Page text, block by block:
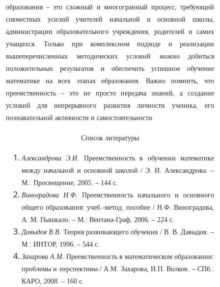
образования – это сложный и многогранный процесс, требующий
совместных усилий учителей начальной и основной школы,
администрации образовательного учреждения, родителей и самих
учащихся. Только при комплексном подходе и реализации
вышеперечисленных методических условий можно добиться
положительных результатов и обеспечить успешное обучение
математике на всех этапах образования. Важно помнить, что
преемственность – это не просто передача знаний, а создание
условий для непрерывного развития личности ученика, его
познавательной активности и самостоятельности.
Список литературы
Александрова Э.И.
Преемственность в обучении математике
между начальной и основной школой / Э. И. Александрова. –
М.: Просвещение, 2005. – 144 с.
Виноградова Н.Ф.
Преемственность начального и основного
общего образования: учеб.-метод. пособие / Н.Ф. Виноградова,
А. М. Пышкало. – М.: Вентана-Граф, 2006. – 224 с.
Давыдов В.В. Теория развивающего обучения / В. В. Давыдов. –
М.: ИНТОР, 1996. – 544 с.
Захарова А.М. Преемственность в математическом образовании:
проблемы и перспективы / А.М. Захарова, И.П. Волков. – СПб.:
КАРО, 2008. – 160 с.